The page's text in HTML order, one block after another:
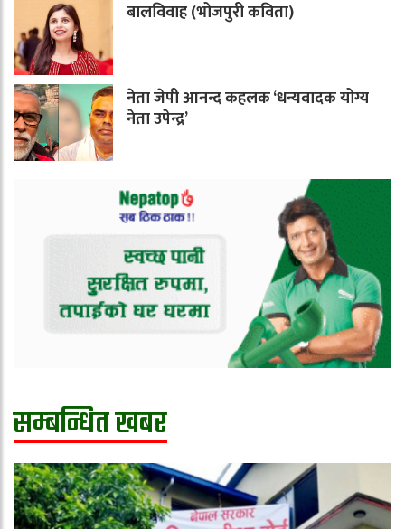
बालविवाह (भोजपुरी कविता)
नेता जेपी आनन्द कहलक ‘धन्यवादक योग्य
नेता उपेन्द्र’
सम्बन्धित खबर